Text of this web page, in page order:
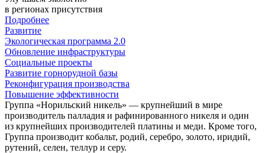
в регионах присутствия
Подробнее
Развитие
Экологическая программа 2.0
Обновление инфраструктуры
Социальные проекты
Развитие горнорудной базы
Реконфигурация производства
Повышение эффективности
Группа «Норильский никель» — крупнейший в мире
производитель палладия и рафинированного никеля и один
из крупнейших производителей платины и меди. Кроме того,
Группа производит кобальт, родий, серебро, золото, иридий,
рутений, селен, теллур и серу.